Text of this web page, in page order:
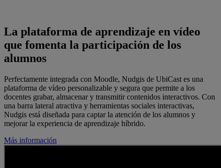
La plataforma de aprendizaje en vídeo
que fomenta la participación de los
alumnos
Perfectamente integrada con Moodle, Nudgis de UbiCast es una
plataforma de vídeo personalizable y segura que permite a los
docentes grabar, almacenar y transmitir contenidos interactivos. Con
una barra lateral atractiva y herramientas sociales interactivas,
Nudgis está diseñada para captar la atención de los alumnos y
mejorar la experiencia de aprendizaje híbrido.
Más información